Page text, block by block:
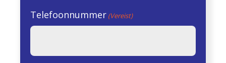
Telefoonnummer (Vereist)